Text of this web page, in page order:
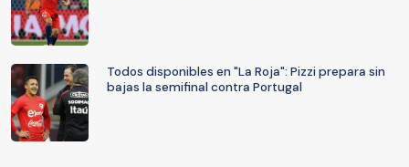
Todos disponibles en "La Roja": Pizzi prepara sin
bajas la semifinal contra Portugal